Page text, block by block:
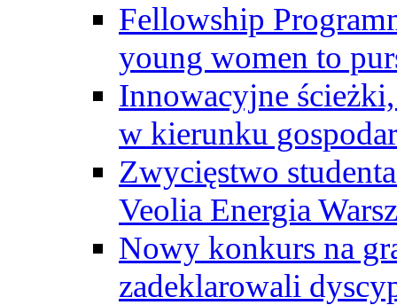
Fellowship
young women to
Innowacyjne
w kierunku
Zwycięstwo
Veolia Energia
Nowy konkurs na
zadeklarowali